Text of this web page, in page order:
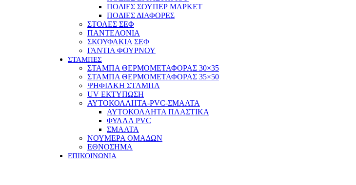
ΠΟΔΙΕΣ ΣΟΥΠΕΡ ΜΑΡΚΕΤ
ΠΟΔΙΕΣ ΔΙΑΦΟΡΕΣ
ΣΤΟΛΕΣ ΣΕΦ
ΠΑΝΤΕΛΟΝΙΑ
ΣΚΟΥΦΑΚΙΑ ΣΕΦ
ΓΑΝΤΙΑ ΦΟΥΡΝΟΥ
ΣΤΑΜΠΕΣ
ΣΤΑΜΠΑ ΘΕΡΜΟΜΕΤΑΦΟΡΑΣ 30×35
ΣΤΑΜΠΑ ΘΕΡΜΟΜΕΤΑΦΟΡΑΣ 35×50
ΨΗΦΙΑΚΗ ΣΤΑΜΠΑ
UV ΕΚΤΥΠΩΣΗ
ΑΥΤΟΚΟΛΛΗΤΑ-PVC-ΣΜΑΛΤΑ
ΑΥΤΟΚΟΛΛΗΤΑ ΠΛΑΣΤΙΚΑ
ΦΥΛΛΑ PVC
ΣΜΑΛΤΑ
ΝΟΥΜΕΡΑ ΟΜΑΔΩΝ
ΕΘΝΟΣΗΜΑ
ΕΠΙΚΟΙΝΩΝΙΑ